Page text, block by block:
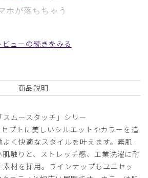
ホが落ちちゃう
電話に出るためにスマホを
はスマホを横に入れれていたので着席
飛び出て来ることがなかったのですが
っかりしていて良いとおもいます。
ナース:スムースタッチ・ユニセッ
ンスクラブ/ディープグリーン/L
ビューの続きをみる
商品説明
ムースタッチ」シリー
プトに美しいシルエットやカラーを追
く快適なスタイルを叶えます。素肌
触りと、ストレッチ感、工業洗濯に耐
材を採用。ラインナップもユニセッ